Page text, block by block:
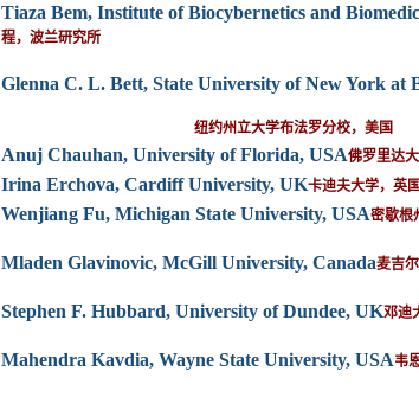
Tiaza Bem, Institute of Biocybernetics and
程，波兰研究所
Glenna C. L. Bett, State University of New York at
纽约州立大学布法罗分校，美国
Anuj Chauhan, University of Florida, USA佛罗里达
Irina Erchova, Cardiff University, UK卡迪夫大学，英国
Wenjiang Fu, Michigan State University, USA密歇根
Mladen Glavinovic, McGill University, Canada麦吉
Stephen F. Hubbard, University of Dundee, UK邓迪
Mahendra Kavdia, Wayne State University, USA韦